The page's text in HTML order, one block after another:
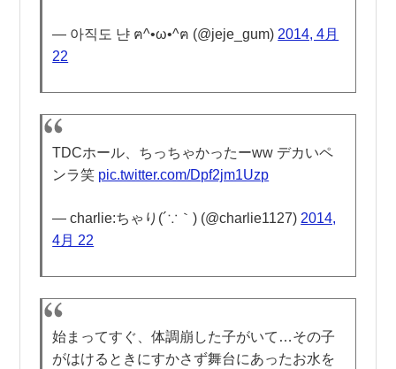
— 아직도 냔 ฅ^•ω•^ฅ (@jeje_gum)2014, 4月
22
TDCホール、ちっちゃかったーww デカいペ
ンラ笑 pic.twitter.com/Dpf2jm1Uzp
— charlie:ちゃり(´∵｀) (@charlie1127) 2014,
4月 22
始まってすぐ、体調崩した子がいて…その子
がはけるときにすかさず舞台にあったお水を